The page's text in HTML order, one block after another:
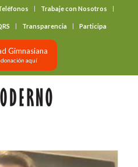
Trabaje con Nosotros
Transparencia Participa
Gimnasiana
donación aquí